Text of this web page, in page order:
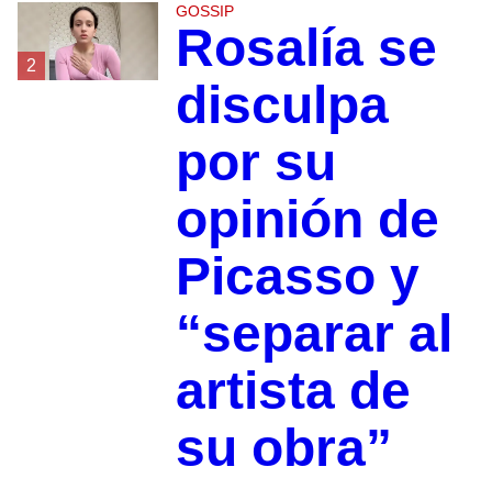
2
GOSSIP
Rosalía se
disculpa
por su
opinión de
Picasso y
“separar al
artista de
su obra”